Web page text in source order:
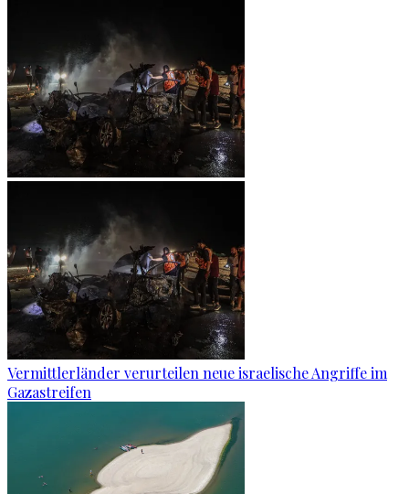
Vermittlerländer verurteilen neue israelische Angriffe im
Gazastreifen